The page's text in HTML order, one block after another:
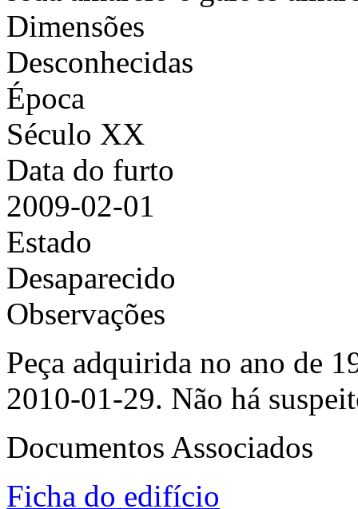
Dimensões
Desconhecidas
Época
Século XX
Data do furto
2009-02-01
Estado
Desaparecido
Observações
Peça adquirida no ano de
2010-01-29. Não há
Documentos Associados
Ficha do edifício